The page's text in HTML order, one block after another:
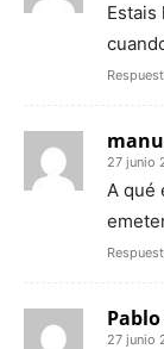
27 junio
A qué
27 junio